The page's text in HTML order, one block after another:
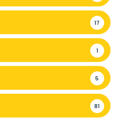
17
1
5
81